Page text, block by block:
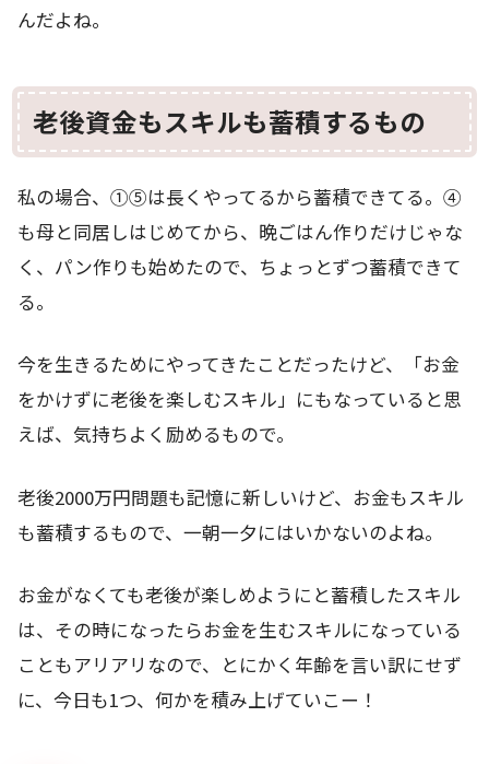
んだよね。
老後資金もスキルも蓄積するもの
私の場合、①⑤は長くやってるから蓄積できてる。④
も母と同居しはじめてから、晩ごはん作りだけじゃな
く、パン作りも始めたので、ちょっとずつ蓄積できて
る。
今を生きるためにやってきたことだったけど、「お金
をかけずに老後を楽しむスキル」にもなっていると思
えば、気持ちよく励めるもので。
老後2000万円問題も記憶に新しいけど、お金もスキル
も蓄積するもので、一朝一夕にはいかないのよね。
お金がなくても老後が楽しめようにと蓄積したスキル
は、その時になったらお金を生むスキルになっている
こともアリアリなので、とにかく年齢を言い訳にせず
に、今日も1つ、何かを積み上げていこー！